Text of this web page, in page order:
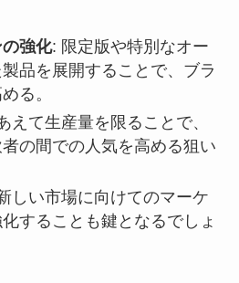
強化: 限定版や特別なオー
品を展開することで、ブラ
る。
えて生産量を限ることで、
の間での人気を高める狙い
しい市場に向けてのマーケ
することも鍵となるでしょ